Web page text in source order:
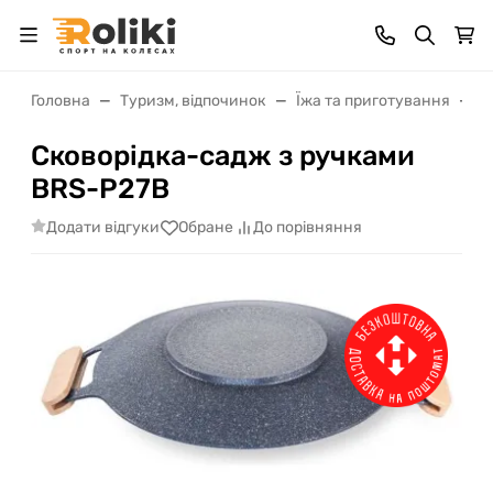
Головна Туризм, відпочинок Їжа та приготування
Сковорідка-садж з ручками
BRS-P27B
Додати відгуки Обране До порівняння